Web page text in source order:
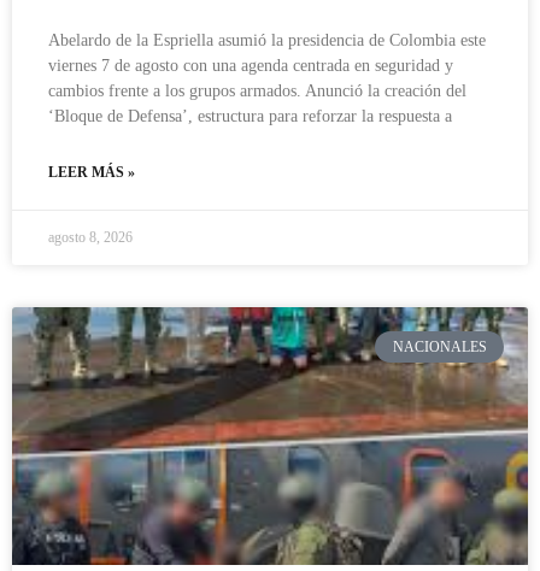
Abelardo de la Espriella asumió la presidencia de Colombia este
viernes 7 de agosto con una agenda centrada en seguridad y
cambios frente a los grupos armados. Anunció la creación del
‘Bloque de Defensa’, estructura para reforzar la respuesta a
LEER MÁS »
agosto 8, 2026
NACIONALES